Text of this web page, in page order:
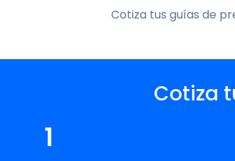
Cotiza tus guías de
Cotiza
1